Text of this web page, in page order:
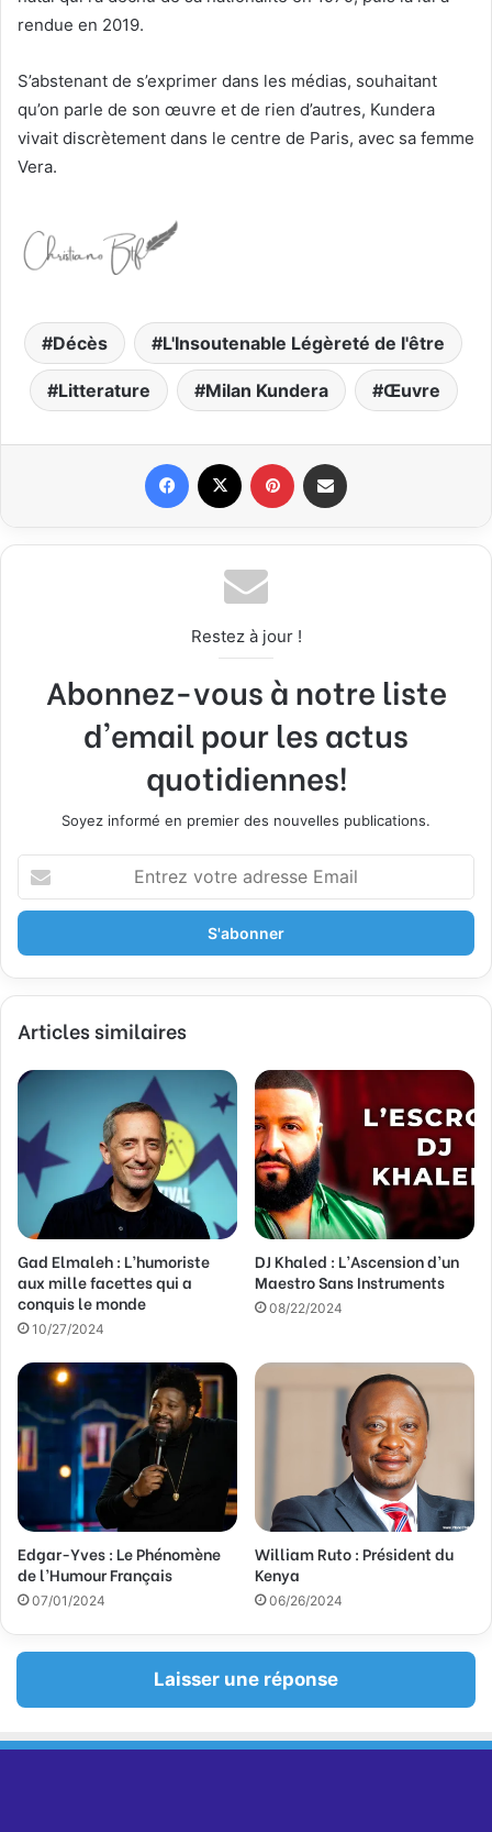
rendue en 2019.
S’abstenant de s’exprimer dans les médias, souhaitant
qu’on parle de son œuvre et de rien d’autres, Kundera
vivait discrètement dans le centre de Paris, avec sa femme
Vera.
Décès L'Insoutenable Légèreté de l'être
Litterature Milan Kundera Œuvre
Restez à jour !
Abonnez-vous à notre liste
d'email pour les actus
quotidiennes!
Soyez informé en premier des nouvelles publications.
t
e
z
o
r
d
s
e
E
m
a
l
Articles similaires
Gad Elmaleh : L’humoriste
aux mille facettes qui a
conquis le monde
10/27/2024
DJ Khaled : L’Ascension d’un
Maestro Sans Instruments
08/22/2024
Edgar-Yves : Le Phénomène
de l’Humour Français
07/01/2024
William Ruto : Président du
Kenya
06/26/2024
Laisser une réponse